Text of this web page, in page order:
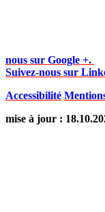
nous sur Google +.
Suivez-nous sur
Accessibilité
mise à jour :